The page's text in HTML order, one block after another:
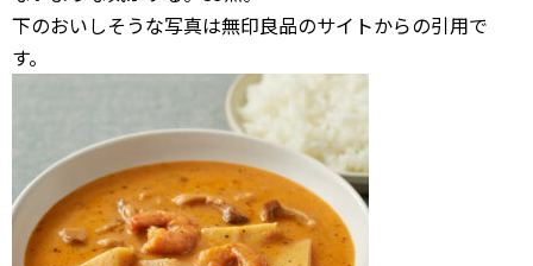
下のおいしそうな写真は無印良品のサイトからの引用で
す。